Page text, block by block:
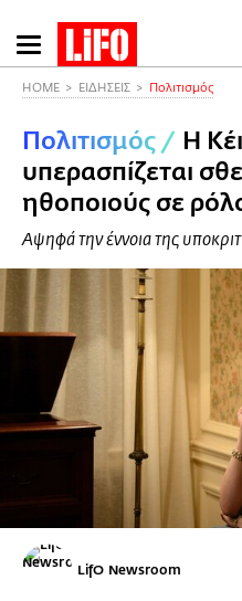
Παράκαμψη
προς
περιεχόμενο
HOME ΕΙΔΗΣΕΙΣ Πολιτισμός
Πολιτισμός / Η
υπερασπίζεται
ηθοποιούς σε
Αψηφά την έννοια της
LifO Newsroom